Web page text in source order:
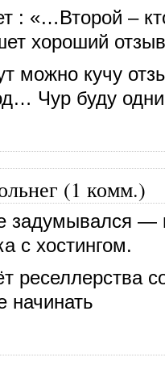
: «…Второй –
хороший
можно кучу
Чур буду
(1 комм.)
задумывался —
с хостингом.
реселлерства
начинать